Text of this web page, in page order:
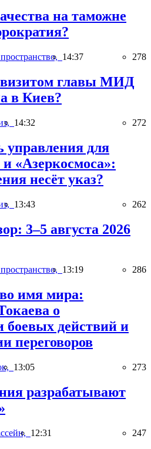
на таможне
14:37 278
визитом главы МИД
в Киев?
14:32 272
управления для
«Азеркосмоса»:
несёт указ?
13:43 262
3–5 августа 2026
13:19 286
имя мира:
о
боевых действий и
переговоров
13:05 273
разрабатывают
12:31 247